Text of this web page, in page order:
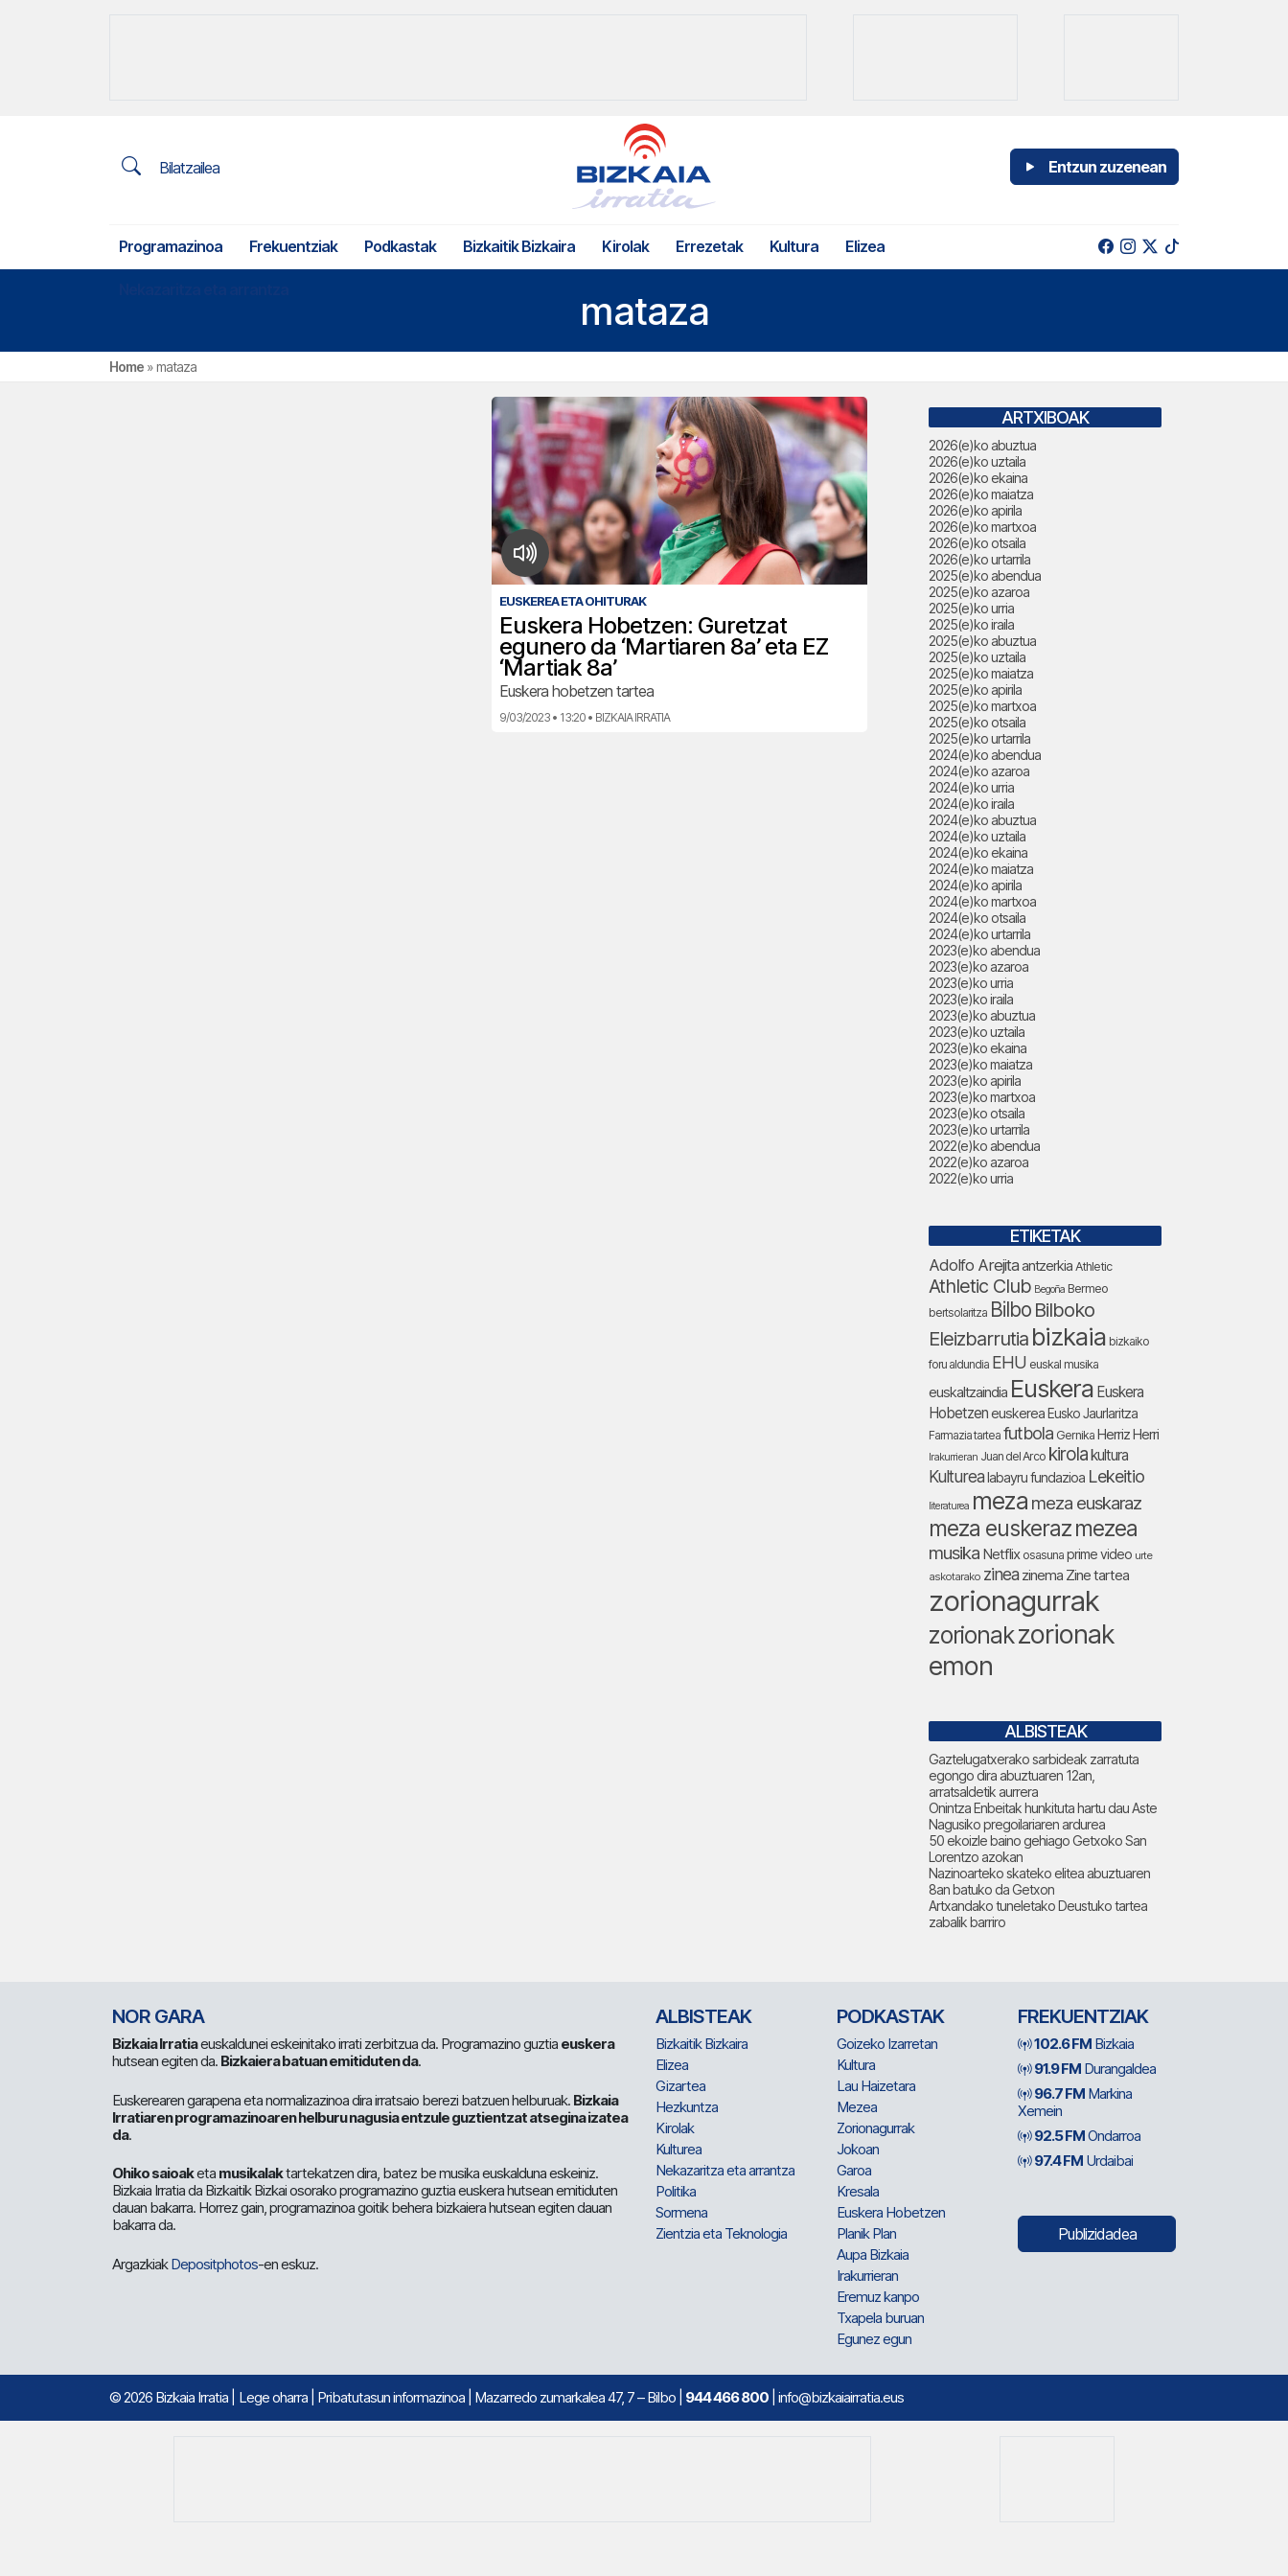
Bilatzailea Entzun zuzenean
Programazinoa Frekuentziak Podkastak Bizkaitik Bizkaira Kirolak Errezetak Kultura Elizea
mataza
Home »mataza
EUSKEREA ETA OHITURAK
Euskera Hobetzen: Guretzat
egunero da ‘Martiaren 8a’ eta EZ
‘Martiak 8a’
Euskera hobetzen tartea
9/03/2023 • 13:20 • BIZKAIA IRRATIA
ARTXIBOAK
2026(e)ko abuztua
2026(e)ko uztaila
2026(e)ko ekaina
2026(e)ko maiatza
2026(e)ko apirila
2026(e)ko martxoa
2026(e)ko otsaila
2026(e)ko urtarrila
2025(e)ko abendua
2025(e)ko azaroa
2025(e)ko urria
2025(e)ko iraila
2025(e)ko abuztua
2025(e)ko uztaila
2025(e)ko maiatza
2025(e)ko apirila
2025(e)ko martxoa
2025(e)ko otsaila
2025(e)ko urtarrila
2024(e)ko abendua
2024(e)ko azaroa
2024(e)ko urria
2024(e)ko iraila
2024(e)ko abuztua
2024(e)ko uztaila
2024(e)ko ekaina
2024(e)ko maiatza
2024(e)ko apirila
2024(e)ko martxoa
2024(e)ko otsaila
2024(e)ko urtarrila
2023(e)ko abendua
2023(e)ko azaroa
2023(e)ko urria
2023(e)ko iraila
2023(e)ko abuztua
2023(e)ko uztaila
2023(e)ko ekaina
2023(e)ko maiatza
2023(e)ko apirila
2023(e)ko martxoa
2023(e)ko otsaila
2023(e)ko urtarrila
2022(e)ko abendua
2022(e)ko azaroa
2022(e)ko urria
ETIKETAK
Adolfo Arejitaantzerkia Athletic
Athletic Club Begoña Bermeo
bertsolaritza Bilbo Bilboko
Eleizbarrutia bizkaia bizkaiko
foru aldundia EHU euskal musika
euskaltzaindia Euskera Euskera
Hobetzeneuskerea Eusko Jaurlaritza
Farmazia tartea futbola Gernika Herriz Herri
Irakurrieran Juan del Arco kirola kultura
Kulturealabayru fundazioa Lekeitio
literaturea meza meza euskaraz
meza euskerazmezea
musika Netflix osasuna prime video urte
askotarako zinea zinema Zine tartea
zorionagurrak
zorionakzorionak
emon
ALBISTEAK
Gaztelugatxerako sarbideak zarratuta
egongo dira abuztuaren 12an,
arratsaldetik aurrera
Onintza Enbeitak hunkituta hartu dau Aste
Nagusiko pregoilariaren ardurea
50 ekoizle baino gehiago Getxoko San
Lorentzo azokan
Nazinoarteko skateko elitea abuztuaren
8an batuko da Getxon
Artxandako tuneletako Deustuko tartea
zabalik barriro
NOR GARA
Bizkaia Irratiaeuskaldunei eskeinitako irrati zerbitzua da. Programazino guztia euskera
hutsean egiten da. Bizkaiera batuan emitiduten da.
Euskerearen garapena eta normalizazinoa dira irratsaio berezi batzuen helburuak. Bizkaia
Irratiaren programazinoaren helburu nagusia entzule guztientzat atsegina izatea
da.
Ohiko saioaketa musikalaktartekatzen dira, batez be musika euskalduna eskeiniz.
Bizkaia Irratia da Bizkaitik Bizkai osorako programazino guztia euskera hutsean emitiduten
dauan bakarra. Horrez gain, programazinoa goitik behera bizkaiera hutsean egiten dauan
bakarra da.
ArgazkiakDepositphotos-en eskuz.
ALBISTEAK
Bizkaitik Bizkaira
Elizea
Gizartea
Hezkuntza
Kirolak
Kulturea
Nekazaritza eta arrantza
Politika
Sormena
Zientzia eta Teknologia
PODKASTAK
Goizeko Izarretan
Kultura
Lau Haizetara
Mezea
Zorionagurrak
Jokoan
Garoa
Kresala
Euskera Hobetzen
Planik Plan
Aupa Bizkaia
Irakurrieran
Eremuz kanpo
Txapela buruan
Egunez egun
FREKUENTZIAK
102.6 FM Bizkaia
91.9 FM Durangaldea
96.7 FM Markina
Xemein
92.5 FMOndarroa
97.4 FM Urdaibai
Publizidadea
© 2026 Bizkaia Irratia Lege oharra Pribatutasun informazinoa | Mazarredo zumarkalea 47, 7 – Bilbo | 944 466 800 | info@bizkaiairratia.eus